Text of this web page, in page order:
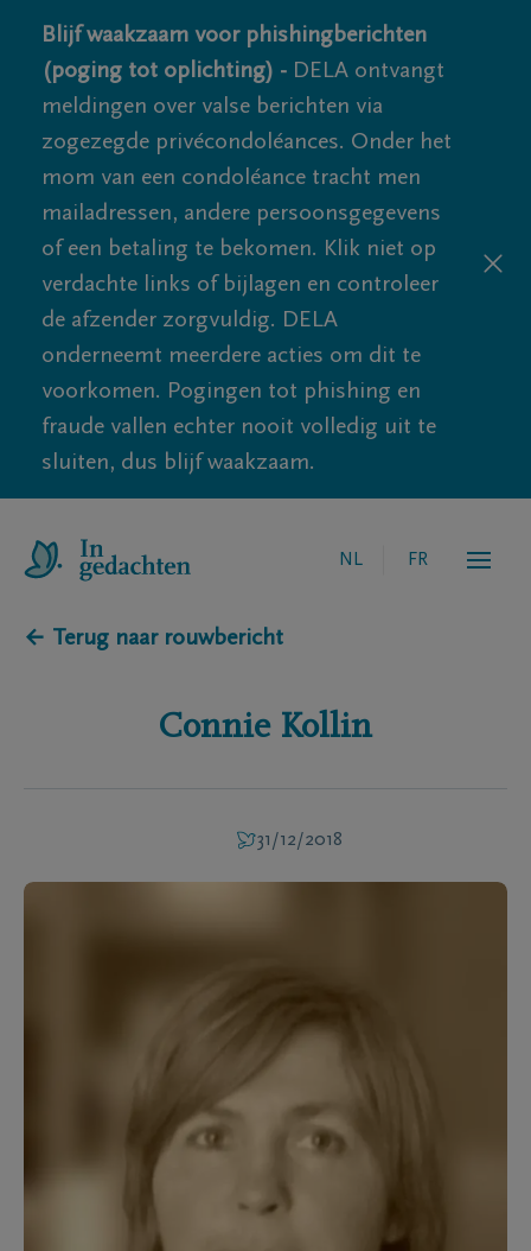
Blijf waakzaam voor phishingberichten
(poging tot oplichting) - DELA ontvangt
meldingen over valse berichten via
zogezegde privécondoléances. Onder het
mom van een condoléance tracht men
mailadressen, andere persoonsgegevens
of een betaling te bekomen. Klik niet op
verdachte links of bijlagen en controleer
de afzender zorgvuldig. DELA
onderneemt meerdere acties om dit te
voorkomen. Pogingen tot phishing en
fraude vallen echter nooit volledig uit te
sluiten, dus blijf waakzaam.
NL FR
← Terug naar rouwbericht
Connie Kollin
31/12/2018